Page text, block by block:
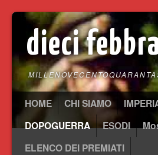
dieci
HOME CHI SIAMO
DOPOGUERRA
ESODI
ELENCO DEI PREMIATI